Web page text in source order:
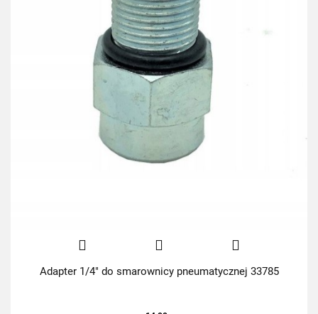
Adapter 1/4" do smarownicy pneumatycznej 33785